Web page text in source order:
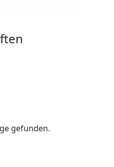
gefunden.